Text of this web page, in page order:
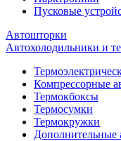
Пусковые
Автошторки
Автохолодильники и
Компрессорные
Термокбоксы
Термосумки
Термокружки
Дополнительные